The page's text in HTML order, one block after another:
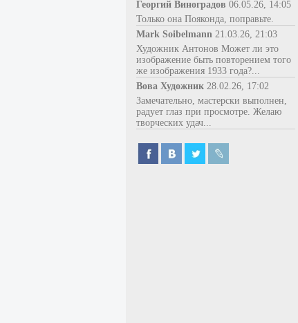
Георгий Виноградов 06.05.26, 14:05
Только она Пояконда, поправьте.
Mark Soibelmann 21.03.26, 21:03
Художник Антонов Может ли это
изображение быть повторением того
же изображения 1933 года?...
Вова Художник 28.02.26, 17:02
Замечательно, мастерски выполнен,
радует глаз при просмотре. Желаю
творческих удач...